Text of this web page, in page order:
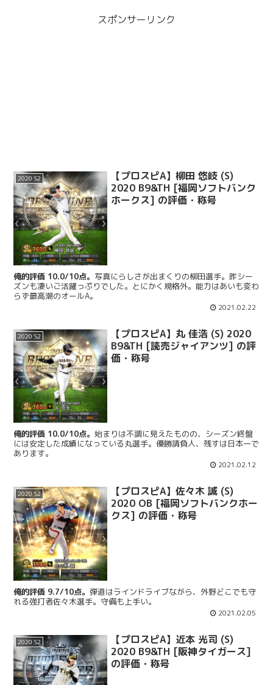
スポンサーリンク
2020 S2
【プロスピA】柳田 悠岐 (S)
2020 B9&TH [福岡ソフトバンク
ホークス] の評価・称号
俺的評価 10.0/10点。 写真にらしさが出まくりの柳田選手。昨シー
ズンも凄いご活躍っぷりでした。とにかく規格外。能力はあいも変わ
らず最高潮のオールA。
2021.02.22
2020 S2
【プロスピA】丸 佳浩 (S) 2020
B9&TH [読売ジャイアンツ] の評
価・称号
俺的評価 10.0/10点。始まりは不調に見えたものの、シーズン終盤
には安定した成績になっている丸選手。優勝請負人、残すは日本一で
あります。
2021.02.12
2020 S2
【プロスピA】佐々木 誠 (S)
2020 OB [福岡ソフトバンクホー
クス] の評価・称号
俺的評価 9.7/10点。弾道はラインドライブながら、外野どこでも守
れる強打者佐々木選手。守備も上手い。
2021.02.05
2020 S2
【プロスピA】近本 光司 (S)
2020 B9&TH [阪神タイガース]
の評価・称号